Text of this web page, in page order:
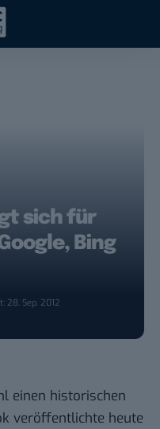
sich für
Bing
28. Sep. 2012
einen historischen
veröffentlichte heute